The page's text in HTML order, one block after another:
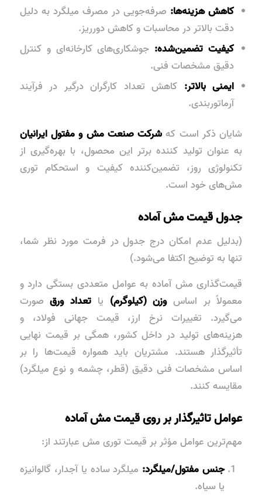
کاهش هزینه‌ها: صرفه‌جویی در مصرف میلگرد به دلیل
دقت بالاتردر محاسبات و کاهش دورریز.
کیفیت تضمین‌شده: جوشکاری‌های کارخانه‌ای و کنترل
دقیق مشخصات فنی.
ایمنی بالاتر: کاهش تعداد کارگران درگیر در فرآیند
آرماتوربندی.
شایان ذکر است که شرکت صنعت مش و مفتول ایرانیان
به عنوان تولید کننده برتر این محصول، با بهره‌گیری از
تکنولوژی روز، تضمین‌کننده کیفیت و استحکام توری
مش‌های خود است.
جدول قیمت مش آماده
(بدلیل عدم امکان درج جدول در فرمت مورد نظر شما،
تنها به توضیح اکتفا می‌شود.)
قیمت‌گذاری مش آماده به عوامل متعددی بستگی دارد و
معمولاً بر اساسوزن (کیلوگرم) یا تعداد ورقصورت
می‌گیرد. تغییرات نرخ ارز، قیمت جهانی فولاد، و
هزینه‌های تولید در داخل کشور، همگی بر قیمت نهایی
تأثیرگذار هستند. مشتریان باید همواره قیمت‌ها را بر
اساس مشخصات فنی دقیق (قطر، چشمه و نوع میلگرد)
مقایسه کنند.
عوامل تاثیرگذار بر روی قیمت مش آماده
مهم‌ترین عوامل مؤثر بر قیمت توری مش عبارتند از:
جنس مفتول/میلگرد: میلگرد ساده یا آجدار، گالوانیزه
یا سیاه.